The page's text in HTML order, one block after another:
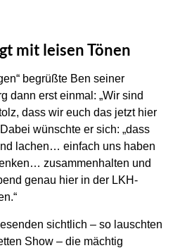
mit leisen Tönen
begrüßte Ben seiner
dann erst einmal: „Wir sind
dass wir euch das jetzt hier
wünschte er sich: „dass
lachen… einfach uns haben
zusammenhalten und
genau hier in der LKH-
sichtlich – so lauschten
Show – die mächtig